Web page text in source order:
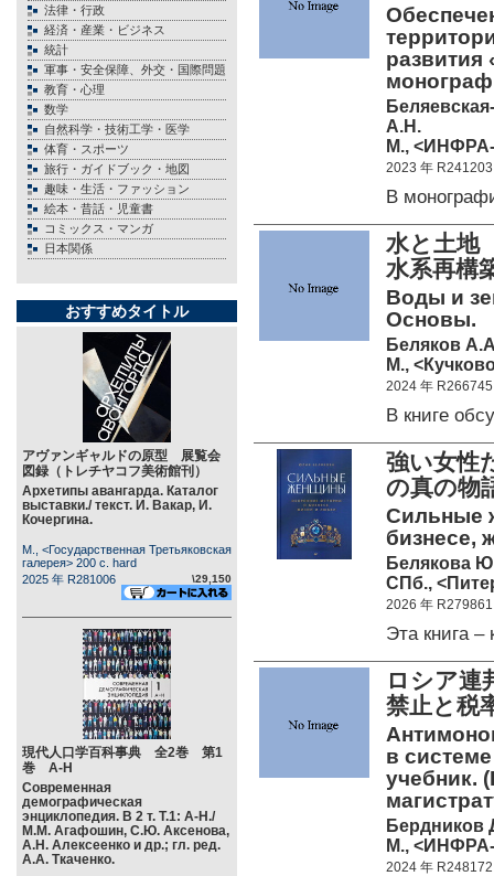
法律・行政
経済・産業・ビジネス
統計
軍事・安全保障、外交・国際問題
教育・心理
数学
自然科学・技術工学・医学
体育・スポーツ
旅行・ガイドブック・地図
趣味・生活・ファッション
絵本・昔話・児童書
コミックス・マンガ
日本関係
おすすめタイトル
アヴァンギャルドの原型 展覧会
図録（トレチヤコフ美術館刊）
Архетипы авангарда. Каталог
выставки./ текст. И. Вакар, И.
Кочергина.
М., <Государственная Третьяковская
галерея> 200 c. hard
2025 年 R281006
\29,150
現代人口学百科事典 全2巻 第1
巻 А-Н
Современная
демографическая
энциклопедия. В 2 т. Т.1: А-Н./
М.М. Агафошин, С.Ю. Аксенова,
А.Н. Алексеенко и др.; гл. ред.
А.А. Ткаченко.
развития
А.Н.
М., <ИНФРА-
2023 年 R241203
В
水と土
水系再構
Воды и
Основы.
Беляков
М.,
2024 年 R266745
В книге
強い女性
の真の物
Сильные
бизнесе,
Белякова
СПб.,
2026 年 R279861
Эта книга –
ロシア連
禁止と税
в
учебник.
Бердников
М., <ИНФРА-
2024 年 R248172